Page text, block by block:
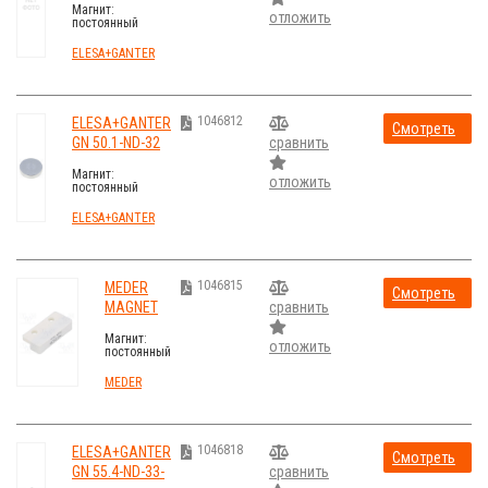
Магнит:
постоянный
кобальт; H:2,5мм;
17Н; L:12мм
ELESA+GANTER
отложить
ELESA+GANTER
GN 50.1-ND-32
Магнит:
постоянный
неодимовый;
H:7мм; 350Н;
ELESA+GANTER
1046812
сравнить
отложить
Смотреть
стоимость
MEDER
MAGNET
Магнит:
постоянный
Совместим
с: MK12-
MEDER
1046815
сравнить
отложить
Смотреть
стоимость
ELESA+GANTER
GN 55.4-ND-33-
1046818
сравнить
Смотреть
стоимость